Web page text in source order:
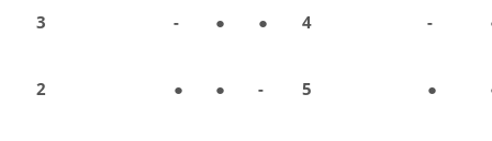
3 - ● ● 4 -
2 ● ● - 5 ●